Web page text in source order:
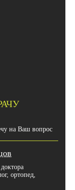
на Ваш вопрос
ортопед,